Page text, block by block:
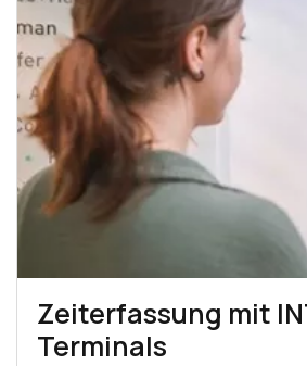
Zeiterfassung mit
Terminals